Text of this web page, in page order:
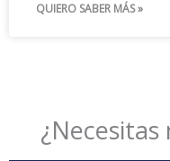
QUIERO SABER MÁS »